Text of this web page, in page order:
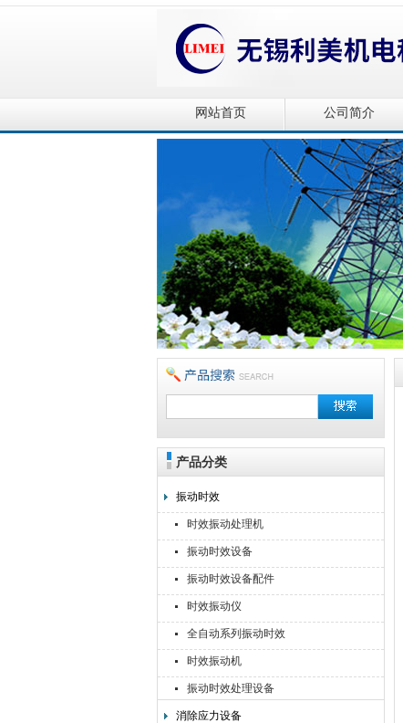
无锡利美机电科技有限公司
网站首页 公司简介
产品分类
振动时效
时效振动处理机
振动时效设备
振动时效设备配件
时效振动仪
全自动系列振动时效
时效振动机
振动时效处理设备
消除应力设备